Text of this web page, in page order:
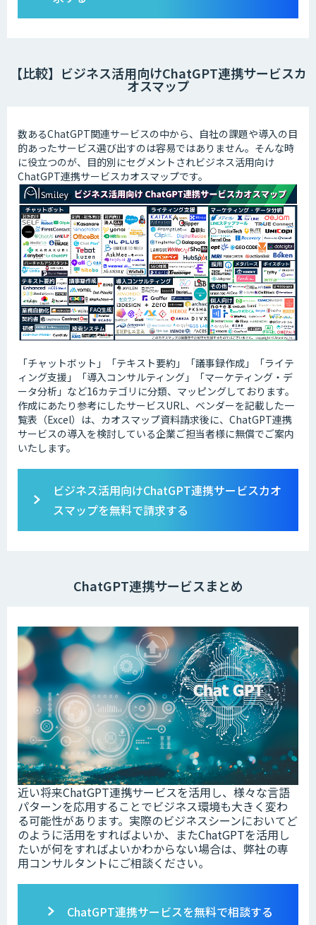
【比較】ビジネス活用向けChatGPT連携サービスカ
オスマップ
数あるChatGPT関連サービスの中から、自社の課題や導入の目
的あったサービス選び出すのは容易ではありません。そんな時
に役立つのが、目的別にセグメントされビジネス活用向け
ChatGPT連携サービスカオスマップです。
「チャットボット」「テキスト要約」「議事録作成」「ライテ
ィング支援」「導入コンサルティング」「マーケティング・デ
ータ分析」など16カテゴリに分類、マッピングしております。
作成にあたり参考にしたサービスURL、ベンダーを記載した一
覧表（Excel）は、カオスマップ資料請求後に、ChatGPT連携
サービスの導入を検討している企業ご担当者様に無償でご案内
いたします。
ビジネス活用向けChatGPT連携サービスカオ
スマップを無料で請求する
ChatGPT連携サービスまとめ
近い将来ChatGPT連携サービスを活用し、様々な言語
パターンを応用することでビジネス環境も大きく変わ
る可能性があります。実際のビジネスシーンにおいてど
のように活用をすればよいか、またChatGPTを活用し
たいが何をすればよいかわからない場合は、弊社の専
用コンサルタントにご相談ください。
ChatGPT連携サービスを無料で相談する